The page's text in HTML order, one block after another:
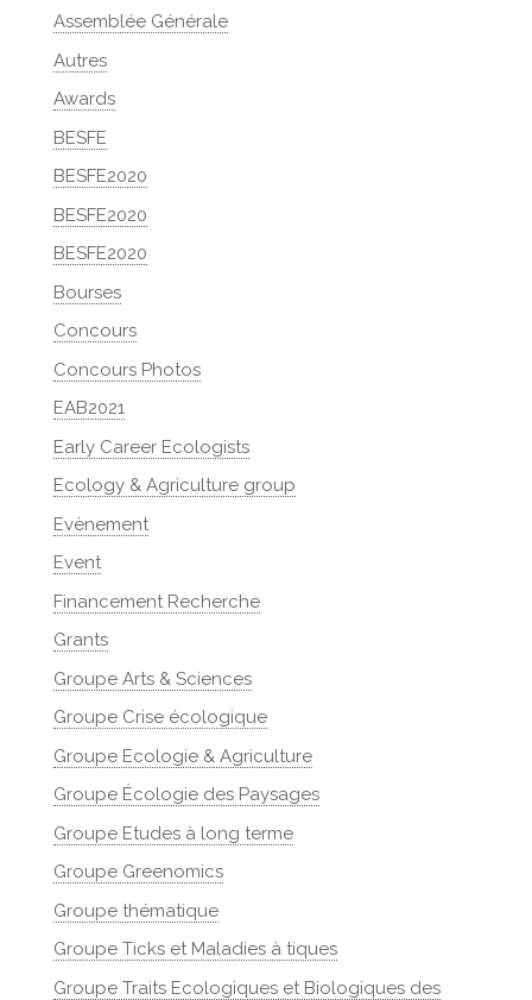
Assemblée Générale
Autres
Awards
BESFE
BESFE2020
BESFE2020
BESFE2020
Bourses
Concours
Concours Photos
EAB2021
Early Career Ecologists
Ecology & Agriculture group
Evènement
Event
Financement Recherche
Grants
Groupe Arts & Sciences
Groupe Crise écologique
Groupe Ecologie & Agriculture
Groupe Écologie des Paysages
Groupe Etudes à long terme
Groupe Greenomics
Groupe thématique
Groupe Ticks et Maladies à tiques
Groupe Traits Ecologiques et Biologiques des